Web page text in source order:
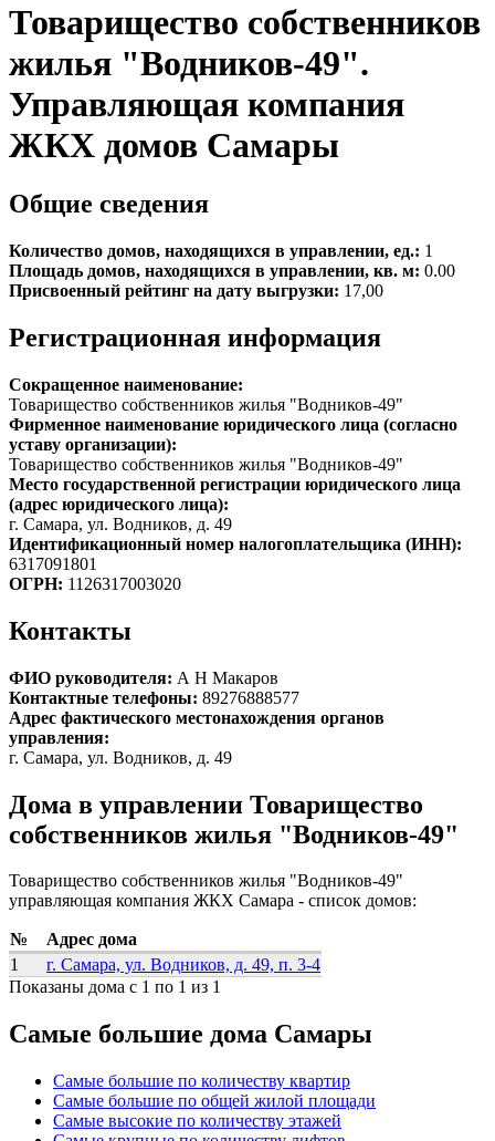
Товарищество собственников
жилья "Водников-49".
Управляющая компания
ЖКХ домов Самары
Общие сведения
Количество домов, находящихся в управлении, ед.: 1
Площадь домов, находящихся в управлении, кв. м: 0.00
Присвоенный рейтинг на дату выгрузки: 17,00
Регистрационная информация
Сокращенное наименование:
Товарищество собственников жилья "Водников-49"
Фирменное наименование юридического лица (согласно
уставу организации):
Товарищество собственников жилья "Водников-49"
Место государственной регистрации юридического лица
(адрес юридического лица):
г. Самара, ул. Водников, д. 49
Идентификационный номер налогоплательщика (ИНН):
6317091801
ОГРН: 1126317003020
Контакты
ФИО руководителя: А Н Макаров
Контактные телефоны: 89276888577
Адрес фактического местонахождения органов
управления:
г. Самара, ул. Водников, д. 49
Дома в управлении Товарищество
собственников жилья "Водников-49"
Товарищество собственников жилья "Водников-49"
управляющая компания ЖКХ Самара - список домов:
№
Адрес дома
1
г. Самара, ул. Водников, д. 49, п. 3-4
Показаны дома с 1 по 1 из 1
Самые большие дома Самары
Самые большие по количеству квартир
Самые большие по общей жилой площади
Самые высокие по количеству этажей